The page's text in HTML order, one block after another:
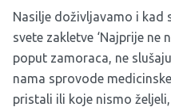
Nasilje doživljavamo i kad
svete zakletve ‘Najprije ne
poput zamoraca, ne
nama sprovode
pristali ili koje nismo željeli,